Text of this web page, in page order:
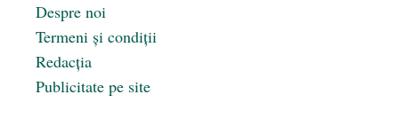
Despre noi
Termeni și condiții
Redacția
Publicitate pe site